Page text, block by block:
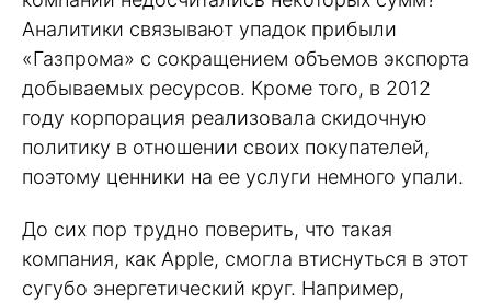
Аналитики связывают упадок прибыли
«Газпрома» с сокращением объемов экспорта
добываемых ресурсов. Кроме того, в 2012
году корпорация реализовала скидочную
политику в отношении своих покупателей,
поэтому ценники на ее услуги немного упали.
До сих пор трудно поверить, что такая
компания, как Apple, смогла втиснуться в этот
сугубо энергетический круг. Например,